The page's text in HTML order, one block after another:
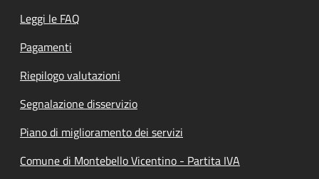
Leggi le FAQ
Pagamenti
Riepilogo valutazioni
Segnalazione disservizio
Piano di miglioramento dei servizi
Comune di Montebello Vicentino - Partita IVA